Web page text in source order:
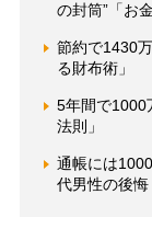
の封筒”「お
節約で1430
る財布術」
5年間で1000
法則」
通帳には
代男性の後悔